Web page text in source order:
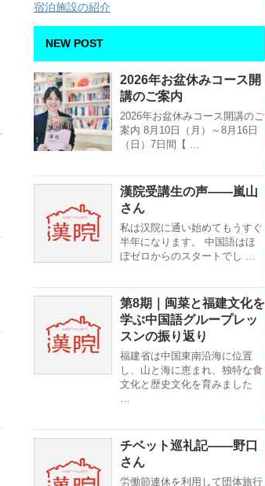
宿泊施設の紹介
NEW POST
2026年お盆休みコース開
講のご案内
2026年お盆休みコース開講のご
案内 8月10日（月）～8月16日
（日）7日間【 …
漢院受講生の声——嵐山
さん
私は汉院に通い始めてもうすぐ
半年になります。 中国語はほ
ぼゼロからのスタートでし …
第8期｜闽菜と福建文化を
学ぶ中国語グループレッ
スンの振り返り
福建省は中国東南沿海に位置
し、山と海に恵まれ、独特な食
文化と歴史文化を育みました
…
チベット巡礼記——野口
さん
労働節連休を利用して団体旅行